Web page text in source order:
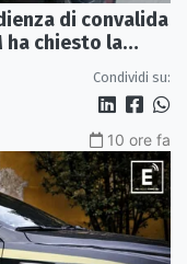
di convalida
ha chiesto la
Condividi su:
10 ore fa